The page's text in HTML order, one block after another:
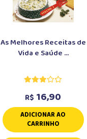
As Melhores Receitas de
Vida e Saúde ...
R$ 16,90
ADICIONAR AO
CARRINHO